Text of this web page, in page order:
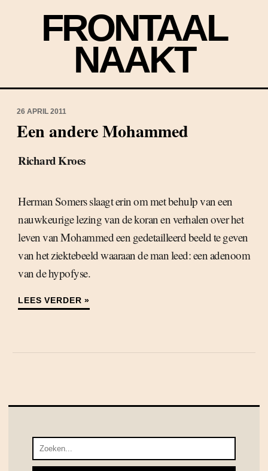
FRONTAAL
NAAKT
26 APRIL 2011
Een andere Mohammed
Richard Kroes
Herman Somers slaagt erin om met behulp van een
nauwkeurige lezing van de koran en verhalen over het
leven van Mohammed een gedetailleerd beeld te geven
van het ziektebeeld waaraan de man leed: een adenoom
van de hypofyse.
LEES VERDER »